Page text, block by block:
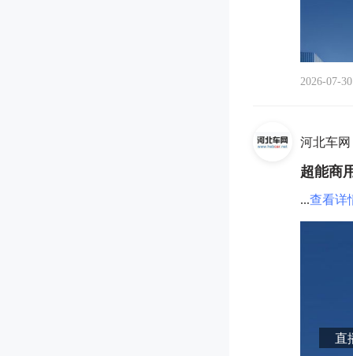
2026-07-30
河北车网
超能商
...查看详
直